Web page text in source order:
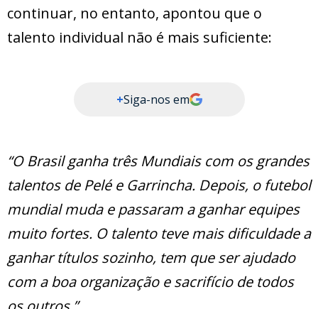
continuar, no entanto, apontou que o
talento individual não é mais suficiente:
+Siga-nos em
“O Brasil ganha três Mundiais com os grandes
talentos de Pelé e Garrincha. Depois, o futebol
mundial muda e passaram a ganhar equipes
muito fortes. O talento teve mais dificuldade a
ganhar títulos sozinho, tem que ser ajudado
com a boa organização e sacrifício de todos